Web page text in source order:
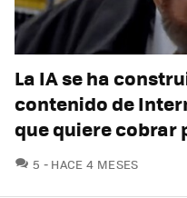
La IA se ha
contenido de
que quiere
5 COMENTARIOS
HACE 4 MESES